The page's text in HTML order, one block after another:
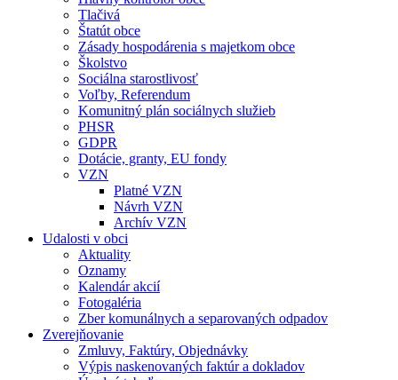
Tlačivá
Štatút obce
Zásady hospodárenia s majetkom obce
Školstvo
Sociálna starostlivosť
Voľby, Referendum
Komunitný plán sociálnych služieb
PHSR
GDPR
Dotácie, granty, EU fondy
VZN
Platné VZN
Návrh VZN
Archív VZN
Udalosti v obci
Aktuality
Oznamy
Kalendár akcií
Fotogaléria
Zber komunálnych a separovaných odpadov
Zverejňovanie
Zmluvy, Faktúry, Objednávky
Výpis naskenovaných faktúr a dokladov